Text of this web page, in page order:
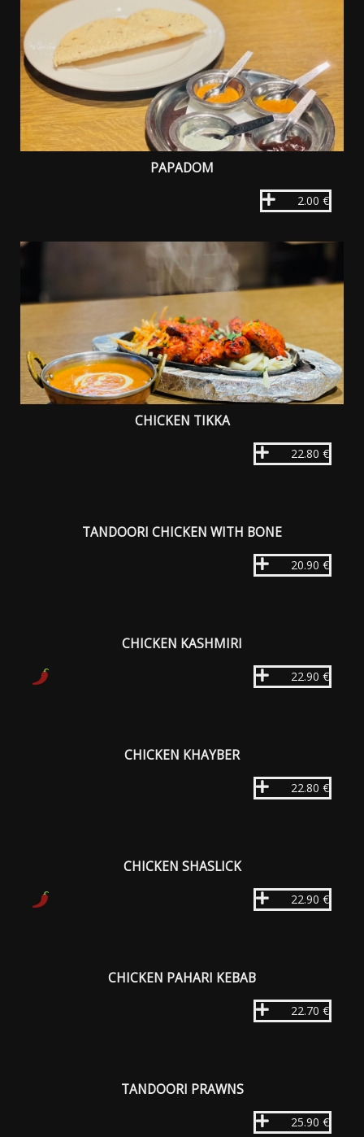
PAPADOM
2.00 €
CHICKEN TIKKA
22.80 €
TANDOORI CHICKEN WITH BONE
20.90 €
CHICKEN KASHMIRI
22.90 €
CHICKEN KHAYBER
22.80 €
CHICKEN SHASLICK
22.90 €
CHICKEN PAHARI KEBAB
22.70 €
TANDOORI PRAWNS
25.90 €